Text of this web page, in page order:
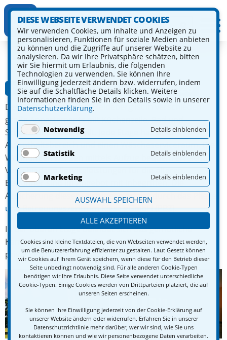
DIESE WEBSEITE VERWENDET COOKIES
Wir verwenden Cookies, um Inhalte und Anzeigen zu
personalisieren, Funktionen für soziale Medien anbieten
zu können und die Zugriffe auf unserer Website zu
analysieren. Da wir Ihre Privatsphäre schätzen, bitten
wir Sie hiermit um Erlaubnis, die folgenden
Technologien zu verwenden. Sie können Ihre
Einwilligung jederzeit ändern bzw. widerrufen, indem
Sie auf die Schaltfläche Details klicken. Weitere
Informationen finden Sie in den Details sowie in unserer
Datenschutzerklärung.
Notwendig Details einblenden
Statistik Details einblenden
Marketing Details einblenden
AUSWAHL SPEICHERN
ALLE AKZEPTIEREN
Cookies sind kleine Textdateien, die von Webseiten verwendet werden,
um die Benutzererfahrung effizienter zu gestalten. Laut Gesetz können
wir Cookies auf Ihrem Gerät speichern, wenn diese für den Betrieb dieser
Seite unbedingt notwendig sind. Für alle anderen Cookie-Typen
benötigen wir Ihre Erlaubnis. Diese Seite verwendet unterschiedliche
Cookie-Typen. Einige Cookies werden von Drittparteien platziert, die auf
unseren Seiten erscheinen.
Sie können Ihre Einwilligung jederzeit von der Cookie-Erklärung auf
unserer Website ändern oder widerrufen. Erfahren Sie in unserer
Datenschutzrichtlinie mehr darüber, wer wir sind, wie Sie uns
kontaktieren können und wie wir personenbezogene Daten verarbeiten.
RIESA-WEIDA CHEMNITZER STR. 26
Der Wohnkomplex am Heideberg ist in verschieden
große Appartements mit Küchenzeile, Bad und
Schlafzimmer aufgeteilt. Jede Etage hat einen
Aufenthaltsbereich und einen Wäscheserviceraum. Die
Wohnungen werden mittels Aufzug bequem erreicht.
Verschiedene Serviceleistungen für die älteren
Bewohner sind im Angebot mit inbegriffen. Die
Absicherung dieser Leistungen erfolgt durch dasPflege-
und Betreuungszentrum Riesa gGmbH(PBZ).
In der oberen Etage befindet sich das gemütliche
Kaminzimmer, das für gemeinsame Aktivitäten und
private Familienfeiern genutzt werden kann.